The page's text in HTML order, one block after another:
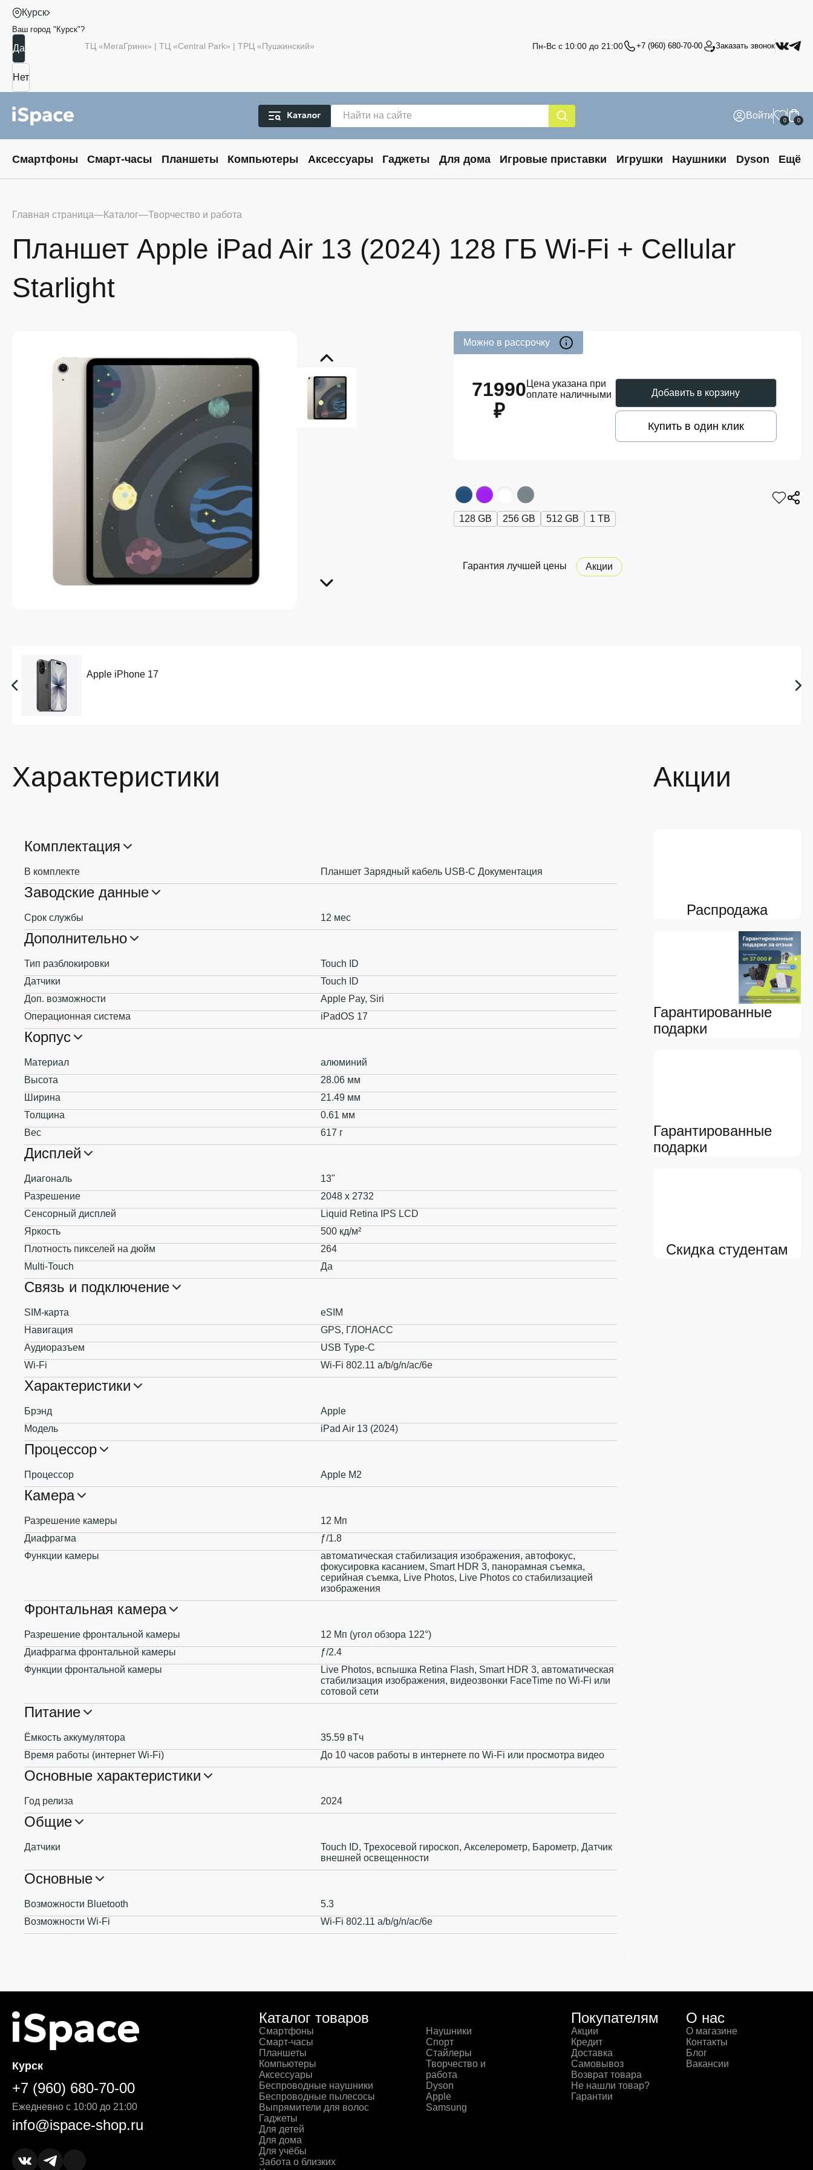
Курск
Ваш город " Курск"?
ТЦ «МегаГринн» | ТЦ «Central Park» | ТРЦ «Пушкинский» Пн-Вс с 10:00 до 21:00 +7 (960) 680-70-00 Заказать звонок
Войти 0 0
Смартфоны Смарт-часы Планшеты Компьютеры Аксессуары Гаджеты Для дома Игровые приставки Игрушки Наушники Dyson Ещё
Главная страница Каталог Творчество и работа
Планшет Apple iPad Air 13 (2024) 128 ГБ Wi-Fi + Cellular
Starlight
Можно в рассрочку
71990
₽
Цена указана при
оплате наличными
Добавить в корзину
Купить в один клик
128 GB 256 GB 512 GB 1 TB
Гарантия лучшей цены Акции
Apple iPhone 17
Акции
Распродажа
Гарантированные
подарки
Гарантированные
подарки
Скидка студентам
Характеристики
Комплектация
В комплекте Планшет Зарядный кабель USB‑C Документация
Заводские данные
Срок службы 12 мес
Дополнительно
Тип разблокировки
Touch ID
Датчики
Touch ID
Доп. возможности
Apple Pay, Siri
Операционная система
iPadOS 17
Корпус
Материал
алюминий
Высота
28.06 мм
Ширина
21.49 мм
Толщина
0.61 мм
Вес
617 г
Дисплей
Диагональ
13"
Разрешение
2048 x 2732
Сенсорный дисплей
Liquid Retina IPS LCD
Яркость
500 кд/м²
Плотность пикселей на дюйм
264
Multi-Touch
Да
Связь и подключение
SIM-карта
eSIM
Навигация
GPS, ГЛОНАСС
Аудиоразъем
USB Type-C
Wi-Fi
Wi-Fi 802.11 a/b/g/n/ac/6e
Характеристики
Брэнд
Apple
Модель
iPad Air 13 (2024)
Процессор
Процессор Apple M2
Камера
Разрешение камеры
12 Мп
Диафрагма
ƒ/1.8
Функции камеры
автоматическая стабилизация изображения, автофокус,
фокусировка касанием, Smart HDR 3, панорамная съемка,
серийная съемка, Live Photos, Live Photos со стабилизацией
изображения
Фронтальная камера
Разрешение фронтальной камеры
12 Мп (угол обзора 122°)
Диафрагма фронтальной камеры
ƒ/2.4
Функции фронтальной камеры
Live Photos, вспышка Retina Flash, Smart HDR 3, автоматическая
стабилизация изображения, видеозвонки FaceTime по Wi‑Fi или
сотовой сети
Питание
Ёмкость аккумулятора
35.59 вТч
Время работы (интернет Wi-Fi)
До 10 часов работы в интернете по Wi‑Fi или просмотра видео
Основные характеристики
Год релиза 2024
Общие
Датчики
Touch ID, Трехосевой гироскоп, Акселерометр, Барометр, Датчик
внешней освещенности
Основные
Возможности Bluetooth
5.3
Возможности Wi-Fi
Wi-Fi 802.11 a/b/g/n/ac/6e
Курск
+7 (960) 680-70-00
Ежедневно с 10:00 до 21:00
info@ispace-shop.ru
Каталог товаров
Смартфоны
Смарт-часы
Планшеты
Компьютеры
Аксессуары
Беспроводные наушники
Беспроводные пылесосы
Выпрямители для волос
Гаджеты
Для детей
Для дома
Для учёбы
Забота о близких
Наушники
Спорт
Стайлеры
Творчество и
работа
Dyson
Apple
Samsung
Покупателям
Акции
Кредит
Доставка
Самовывоз
Возврат товара
Не нашли товар?
Гарантии
О нас
О магазине
Контакты
Блог
Вакансии